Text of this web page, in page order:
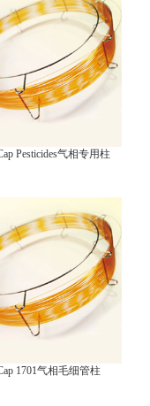
Pesticides气相专用柱
1701气相毛细管柱